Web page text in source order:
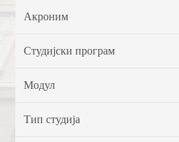
Акроним
Студијски програм
Модул
Тип студија